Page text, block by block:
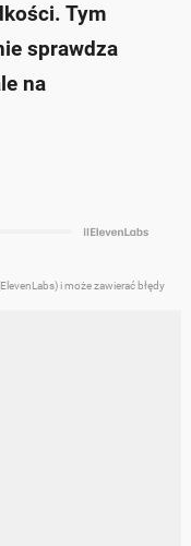
Tym
sprawdza
na
i może zawierać błędy